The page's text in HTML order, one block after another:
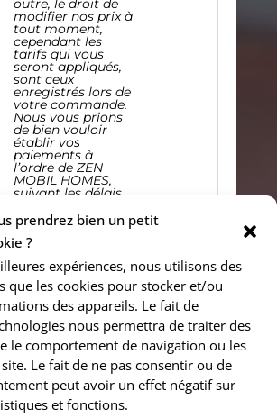
prendrez bien un petit
?
expériences, nous utilisons des
que les cookies pour stocker et/ou
des appareils. Le fait de
nous permettra de traiter des
le comportement de navigation ou les
Le fait de ne pas consentir ou de
peut avoir un effet négatif sur
et fonctions.
outre, le droit de
modifier nos prix à
tout moment,
cependant les
tarifs qui vous
seront appliqués,
sont ceux
enregistrés lors de
votre commande.
Nous vous prions
de bien vouloir
établir vos
paiements à
l’ordre de ZEN
MOBIL HOMES,
suivant les délais
indiqués dans
votre confirmation
de commande.
livraison, vous
sont donnés à
titre indicatif, un
retard de livraison
ne peut en aucun
cas donner lieu à
dommages et
intérêts, ni à
l’annulation de
votre commande.
Limite de